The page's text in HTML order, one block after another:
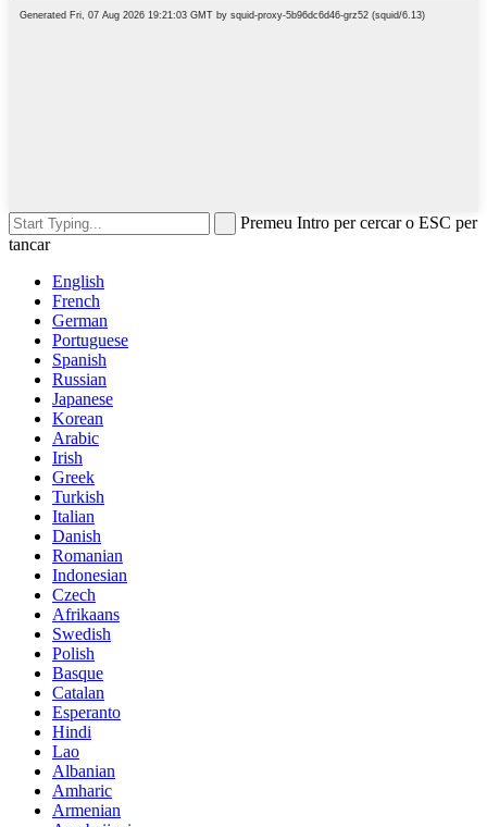
Premeu Intro per cercar o ESC per
tancar
English
French
German
Portuguese
Spanish
Russian
Japanese
Korean
Arabic
Irish
Greek
Turkish
Italian
Danish
Romanian
Indonesian
Czech
Afrikaans
Swedish
Polish
Basque
Catalan
Esperanto
Hindi
Lao
Albanian
Amharic
Armenian